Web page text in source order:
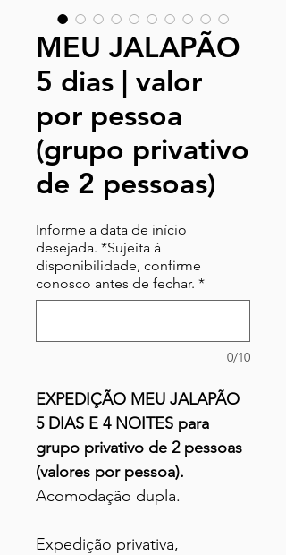
MEU JALAPÃO
5 dias | valor
por pessoa
(grupo privativo
de 2 pessoas)
Informe a data de início
desejada. *Sujeita à
disponibilidade, confirme
conosco antes de fechar. *
0/10
EXPEDIÇÃO MEU JALAPÃO
5 DIAS E 4 NOITES para
grupo privativo de 2 pessoas
(valores por pessoa).
Acomodação dupla.
Expedição privativa,